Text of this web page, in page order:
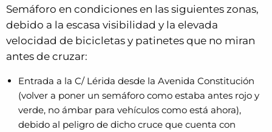
Semáforo en condiciones en las siguientes zonas,
debido a la escasa visibilidad y la elevada
velocidad de bicicletas y patinetes que no miran
antes de cruzar:
Entrada a la C/ Lérida desde la Avenida Constitución
(volver a poner un semáforo como estaba antes rojo y
verde, no ámbar para vehículos como está ahora),
debido al peligro de dicho cruce que cuenta con